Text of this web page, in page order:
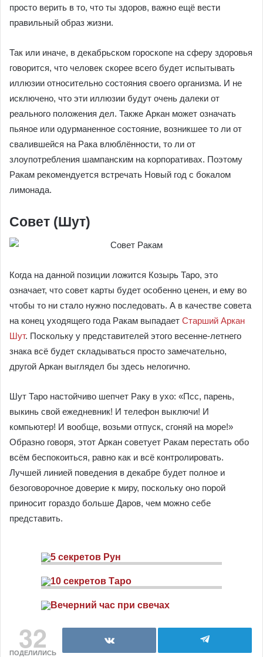
просто верить в то, что ты здоров, важно ещё вести
правильный образ жизни.
Так или иначе, в декабрьском гороскопе на сферу здоровья
говорится, что человек скорее всего будет испытывать
иллюзии относительно состояния своего организма. И не
исключено, что эти иллюзии будут очень далеки от
реального положения дел. Также Аркан может означать
пьяное или одурманенное состояние, возникшее то ли от
свалившейся на Рака влюблённости, то ли от
злоупотребления шампанским на корпоративах. Поэтому
Ракам рекомендуется встречать Новый год с бокалом
лимонада.
Совет (Шут)
Когда на данной позиции ложится Козырь Таро, это
означает, что совет карты будет особенно ценен, и ему во
чтобы то ни стало нужно последовать. А в качестве совета
на конец уходящего года Ракам выпадает Старший Аркан
Шут. Поскольку у представителей этого весенне-летнего
знака всё будет складываться просто замечательно,
другой Аркан выглядел бы здесь нелогично.
Шут Таро настойчиво шепчет Раку в ухо: «Псс, парень,
выкинь свой ежедневник! И телефон выключи! И
компьютер! И вообще, возьми отпуск, сгоняй на море!»
Образно говоря, этот Аркан советует Ракам перестать обо
всём беспокоиться, равно как и всё контролировать.
Лучшей линией поведения в декабре будет полное и
безоговорочное доверие к миру, поскольку оно порой
приносит гораздо больше Даров, чем можно себе
представить.
32
ПОДЕЛИЛИСЬ